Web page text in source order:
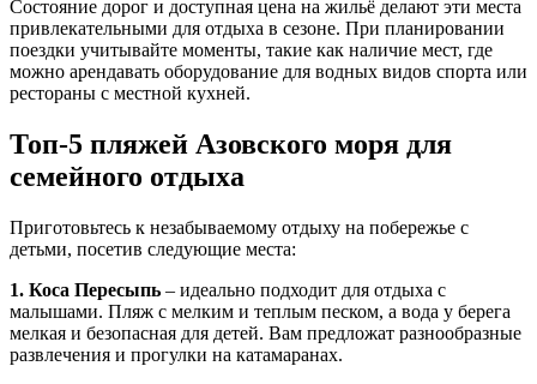
Состояние дорог и доступная цена на жильё делают эти места
привлекательными для отдыха в сезоне. При планировании
поездки учитывайте моменты, такие как наличие мест, где
можно арендавать оборудование для водных видов спорта или
рестораны с местной кухней.
Топ-5 пляжей Азовского моря для
семейного отдыха
Приготовьтесь к незабываемому отдыху на побережье с
детьми, посетив следующие места:
1. Коса Пересыпь – идеально подходит для отдыха с
малышами. Пляж с мелким и теплым песком, а вода у берега
мелкая и безопасная для детей. Вам предложат разнообразные
развлечения и прогулки на катамаранах.